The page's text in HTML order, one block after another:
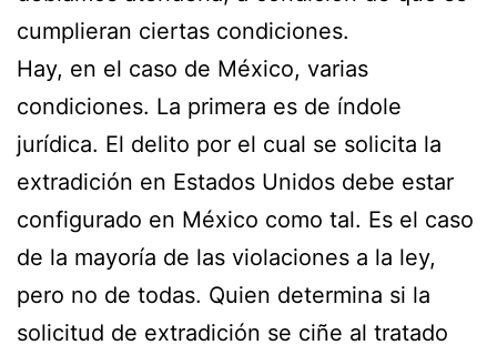
cumplieran ciertas condiciones.
Hay, en el caso de México, varias
condiciones. La primera es de índole
jurídica. El delito por el cual se solicita la
extradición en Estados Unidos debe estar
configurado en México como tal. Es el caso
de la mayoría de las violaciones a la ley,
pero no de todas. Quien determina si la
solicitud de extradición se ciñe al tratado